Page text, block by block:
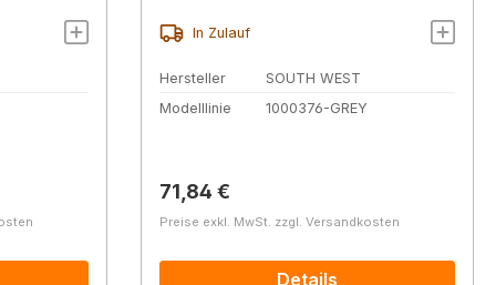
In Zulauf
Hersteller
SOUTH WEST
Modelllinie
1000376-GREY
Regulärer Preis:
71,84 €
Preise exkl. MwSt. zzgl. Versandkosten
Details